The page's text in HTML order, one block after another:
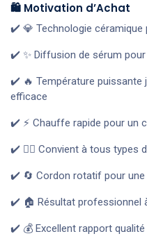
🛍️ Motivation d’Achat
✔️ 💎 Technologie céramique
✔️ ✨ Diffusion de sérum
✔️ 🔥 Température puissante
efficace
✔️ ⚡ Chauffe rapide pour un
✔️ 💇‍♀️ Convient à tous types
✔️ 🔄 Cordon rotatif pour
✔️ 🏠 Résultat professionnel
✔️ 💰 Excellent rapport